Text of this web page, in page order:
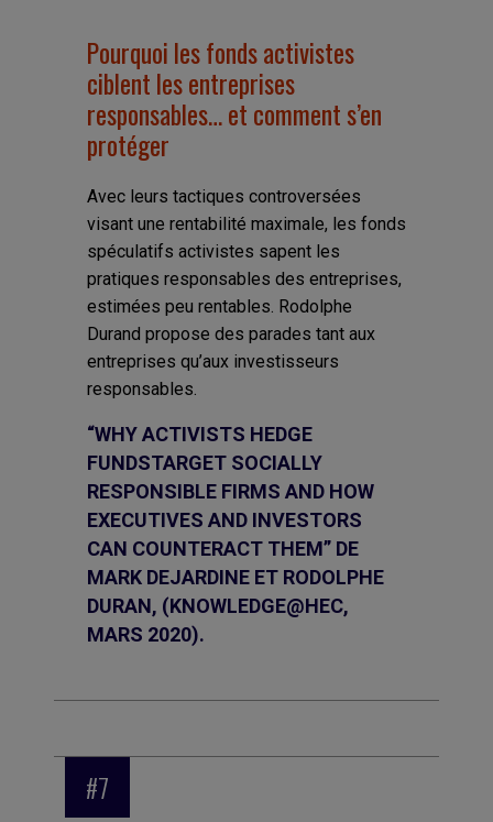
Pourquoi les fonds activistes
ciblent les entreprises
responsables… et comment s’en
protéger
Avec leurs tactiques controversées
visant une rentabilité maximale, les fonds
spéculatifs activistes sapent les
pratiques responsables des entreprises,
estimées peu rentables. Rodolphe
Durand propose des parades tant aux
entreprises qu’aux investisseurs
responsables.
“WHY ACTIVISTS HEDGE
FUNDSTARGET SOCIALLY
RESPONSIBLE FIRMS AND HOW
EXECUTIVES AND INVESTORS
CAN COUNTERACT THEM” DE
MARK DEJARDINE ET RODOLPHE
DURAN, (KNOWLEDGE@HEC,
MARS 2020).
#7